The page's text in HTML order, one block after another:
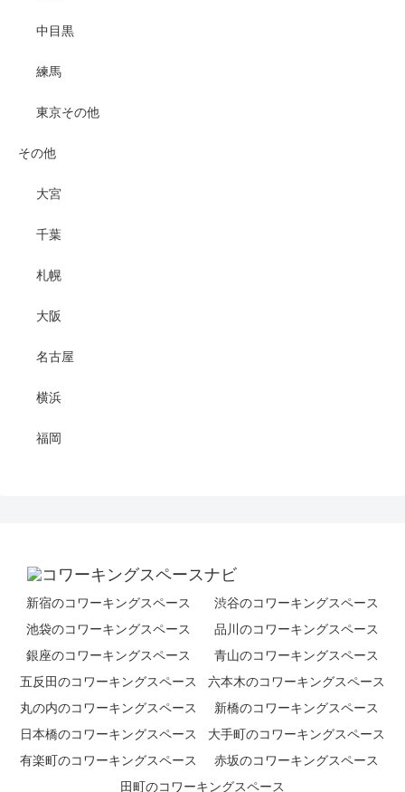
中目黒
練馬
東京その他
その他
大宮
千葉
札幌
大阪
名古屋
横浜
福岡
新宿のコワーキングスペース
渋谷のコワーキングスペース
池袋のコワーキングスペース
品川のコワーキングスペース
銀座のコワーキングスペース
青山のコワーキングスペース
五反田のコワーキングスペース
六本木のコワーキングスペース
丸の内のコワーキングスペース
新橋のコワーキングスペース
日本橋のコワーキングスペース
大手町のコワーキングスペース
有楽町のコワーキングスペース
赤坂のコワーキングスペース
田町のコワーキングスペース